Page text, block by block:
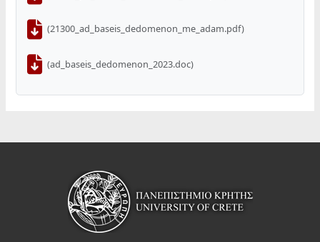
(21300_ad_baseis_dedomenon_me_adam.pdf)
(ad_baseis_dedomenon_2023.doc)